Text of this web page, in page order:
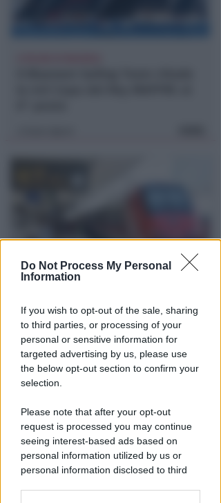
Do Not Process My Personal
Information
If you wish to opt-out of the sale, sharing
to third parties, or processing of your
personal or sensitive information for
targeted advertising by us, please use
the below opt-out section to confirm your
selection.
Please note that after your opt-out
request is processed you may continue
seeing interest-based ads based on
personal information utilized by us or
personal information disclosed to third
Sbatte contro il muso del treno,
sbalzato sulla banchina. Grave
al Bufalini
di Redazione